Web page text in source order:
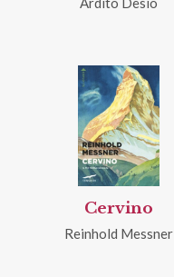
Cervino
Reinhold Messner